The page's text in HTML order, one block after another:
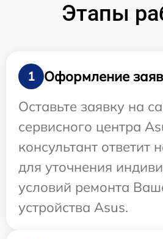
Этапы
1
Оформление
Оставьте заявку на
сервисного центра
консультант ответит
для уточнения
условий ремонта
устройства Asus.